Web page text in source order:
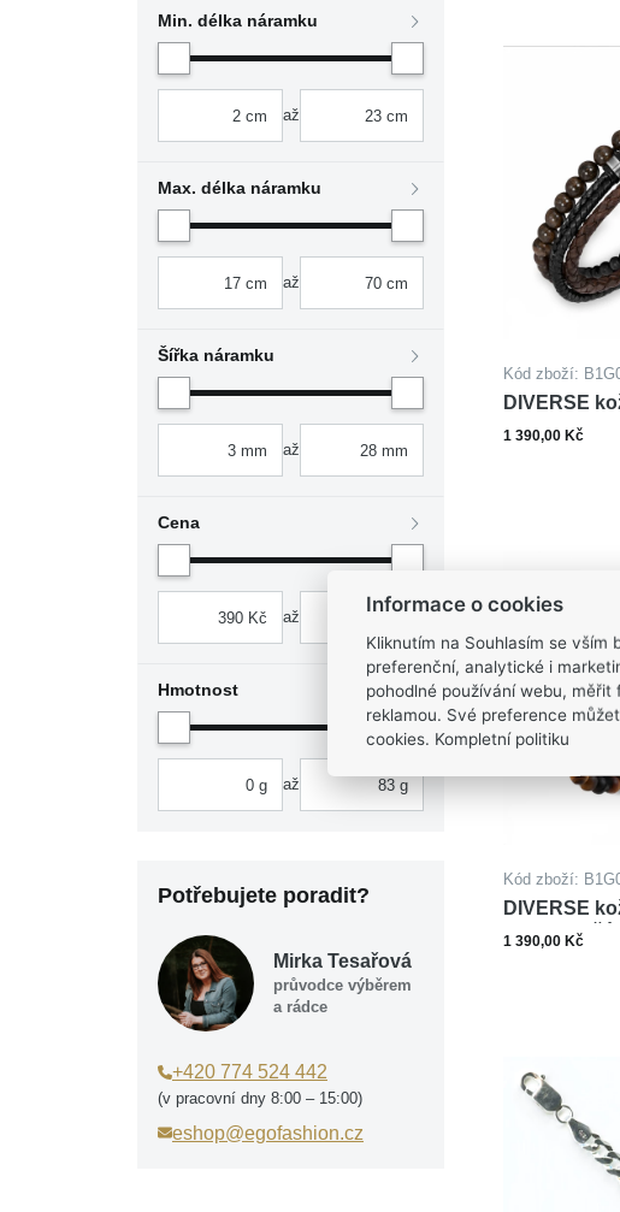
Min. délka náramku
až
Max. délka náramku
až
Šířka náramku
až
Cena
až
Hmotnost
až
Potřebujete poradit?
Mirka Tesařová
průvodce výběrem
a rádce
+420 774 524 442
(v pracovní dny 8:00 – 15:00)
eshop@egofashion.cz
Kód zboží:
DIVERSE
oceli
1 390,00 Kč
Kód zboží:
DIVERSE
oceli TYGŘÍ
1 390,00 Kč
Informace o cookies
Kliknutím na Souhlasím se vším
preferenční, analytické i
pohodlné používání webu,
reklamou. Své preference
cookies. Kompletní politiku